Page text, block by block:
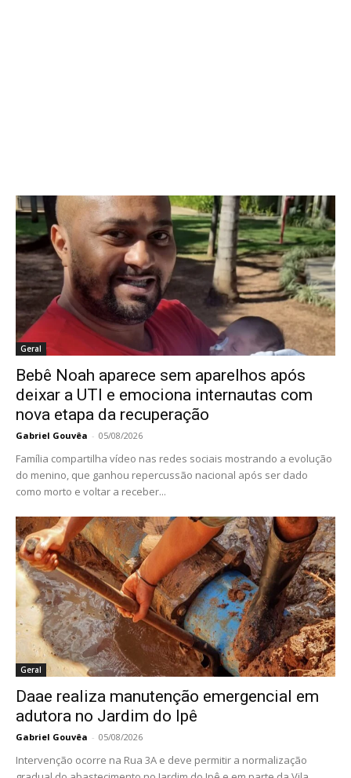
Geral
Bebê Noah aparece sem aparelhos após
deixar a UTI e emociona internautas com
nova etapa da recuperação
Gabriel Gouvêa - 05/08/2026
Família compartilha vídeo nas redes sociais mostrando a evolução
do menino, que ganhou repercussão nacional após ser dado
como morto e voltar a receber...
Geral
Daae realiza manutenção emergencial em
adutora no Jardim do Ipê
Gabriel Gouvêa - 05/08/2026
Intervenção ocorre na Rua 3A e deve permitir a normalização